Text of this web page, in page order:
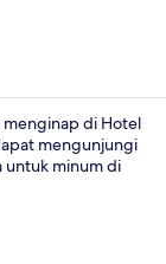
menginap di Hotel
mengunjungi
untuk minum di